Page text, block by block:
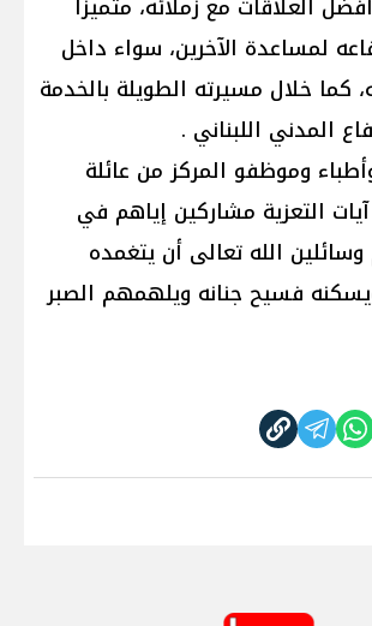
لمساعدة الآخرين، سواء داخل
كما خلال مسيرته الطويلة بالخدمة
المدني اللبناني .
وموظفو المركز من عائلة
التعزية مشاركين إياهم في
الله تعالى أن يتغمده
فسيح جنانه ويلهمهم الصبر